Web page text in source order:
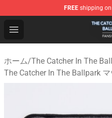
FREE shipping
Open menu
The Catcher In The
ホーム/The Catcher In The
The Catcher In The Ballpark